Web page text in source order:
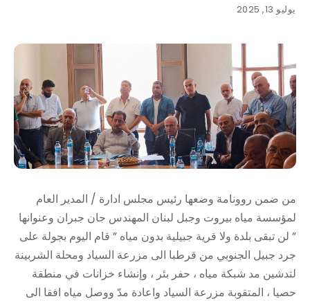
يوليو 13, 2025
من ضمن روونامة وضعها رئيس مجلس ادارة / المدير العام
لمؤسسة مياه بيروت وجبل لبنان المهندس جان جبران وعنوانها
” لن تبقى بلدة ولا قرية جبيلية بدون مياه ” قام اليوم بجولة على
جرد جبيل الجنوبي من قرطبا الى مزرعة السياد ومحلة الشربينة
لتدشين مد شبكة مياه ، حفر بئر ، وإنشاء خزانات في منطقة
حصيا ، المتقوبة مزرعة السياد واعادة مدّ ووصل مياه افقا الى